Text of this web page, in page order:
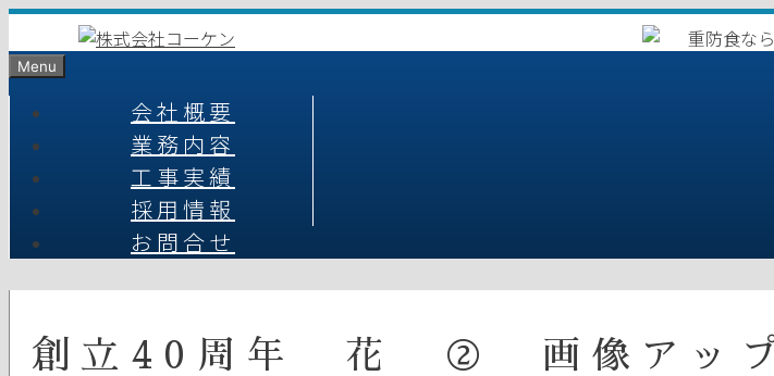
コ
ン
テ
ン
プ
Menu
会社概要
業務内容
工事実績
採用情報
お問合せ
創立40周年 花 ② 画像アップ